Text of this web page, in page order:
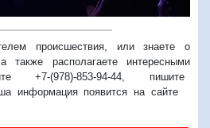
происшествия, или знаете о
также располагаете интересными
+7-(978)-853-94-44, пишите
информация появится на сайте